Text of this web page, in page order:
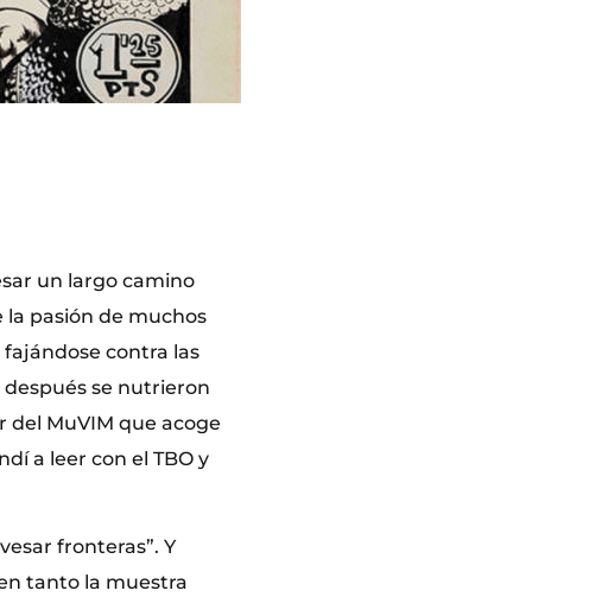
un largo camino
la pasión de muchos
contra las
se nutrieron
del MuVIM que acoge
a leer con el TBO y
fronteras”. Y
tanto la muestra